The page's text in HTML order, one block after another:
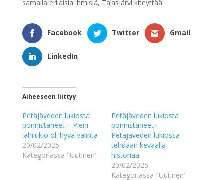
samalla erilaisia ihmisiä, Talasjärvi kiteyttää.
Facebook Twitter Gmail
LinkedIn
Aiheeseen liittyy
Petäjäveden lukiosta
ponnistaneet – Pieni
lähilukio oli hyvä valinta
20/02/2025
Kategoriassa "Uutinen"
Petäjäveden lukiosta
ponnistaneet –
Petäjäveden lukiossa
tehdään keväällä
historiaa
20/02/2025
Kategoriassa "Uutinen"